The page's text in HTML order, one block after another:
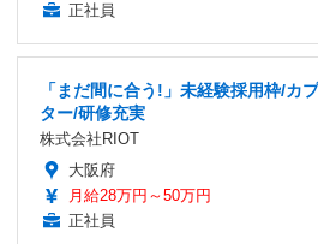
正社員
「まだ間に合う!」未経験採用枠/カ
ター/研修充実
株式会社RIOT
大阪府
月給28万円～50万円
正社員